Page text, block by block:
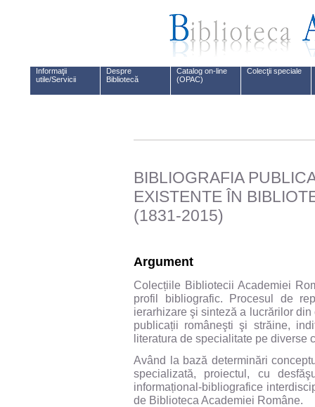
Informaţii
utile/Servicii
Despre
Bibliotecă
Catalog on-line
(OPAC)
Colecţii speciale
BIBLIOGRAFIA
EXISTENTE ÎN
(1831-2015)
Argument
Colecțiile Bibliotecii Academiei
profil bibliografic. Procesul de
ierarhizare şi sinteză a lucrărilor
publicații româneşti şi străine,
literatura de specialitate pe diverse
Având la bază determinări
specializată, proiectul, cu
informațional-bibliografice
de Biblioteca Academiei Române.